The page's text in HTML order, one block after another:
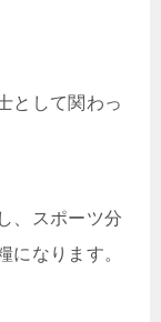
として関わっ
、スポーツ分
になります。